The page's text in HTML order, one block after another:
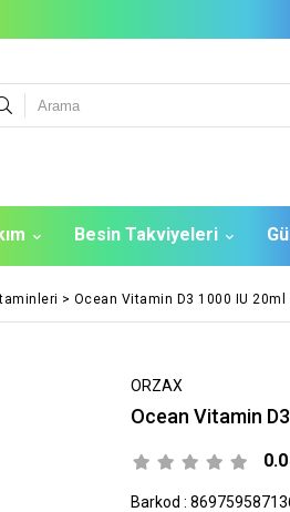
Besin Takviyeleri
> Ocean Vitamin D3 1000 IU 20ml
ORZAX
Ocean Vitamin
0.0
Barkod :